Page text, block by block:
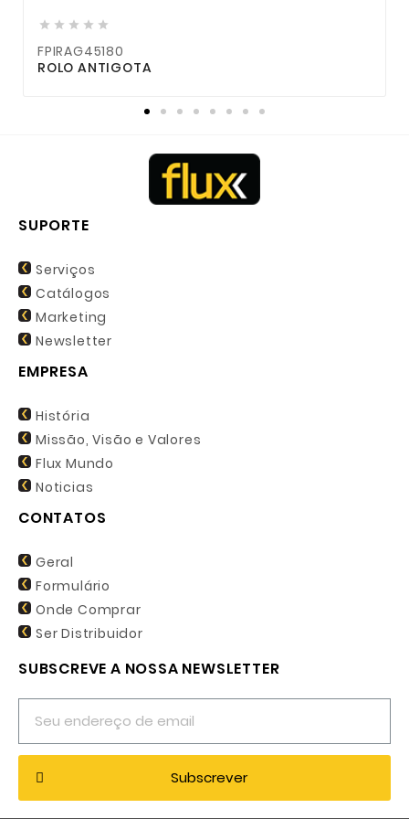
    
FPIRAG45180
ROLO ANTIGOTA
SUPORTE
Serviços
Catálogos
Marketing
Newsletter
EMPRESA
História
Missão, Visão e Valores
Flux Mundo
Noticias
CONTATOS
Geral
Formulário
Onde Comprar
Ser Distribuidor
SUBSCREVE A NOSSA NEWSLETTER
Subscrever